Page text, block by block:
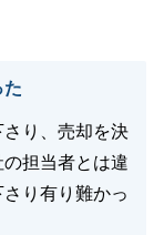
た
り、売却を決
担当者とは違
り有り難かっ